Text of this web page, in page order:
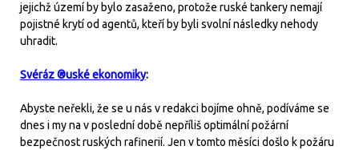
jejichž území by bylo zasaženo, protože ruské tankery nemají
pojistné krytí od agentů, kteří by byli svolní následky nehody
uhradit.
Svéráz ®uské ekonomiky:
Abyste neřekli, že se u nás v redakci bojíme ohně, podíváme se
dnes i my na v poslední době nepříliš optimální požární
bezpečnost ruských rafinerií. Jen v tomto měsíci došlo k požáru